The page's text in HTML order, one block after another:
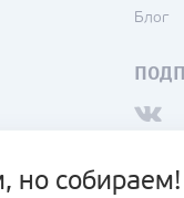
но собираем!
Блог